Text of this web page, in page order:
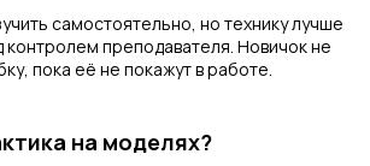
самостоятельно, но технику лучше
контролем преподавателя. Новичок не
пока её не покажут в работе.
на моделях?